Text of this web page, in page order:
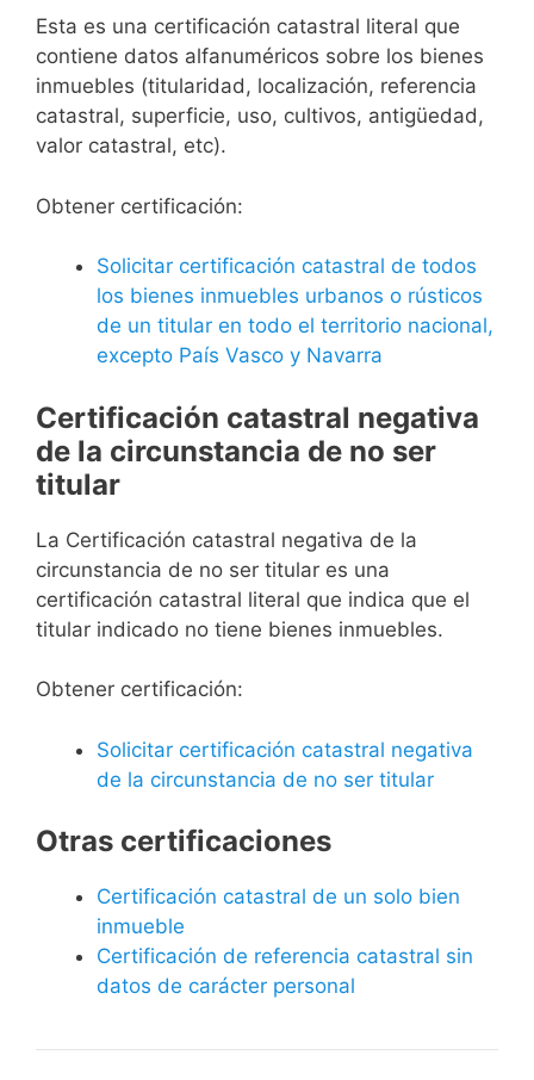
Esta es una certificación catastral literal que
contiene datos alfanuméricos sobre los bienes
inmuebles (titularidad, localización, referencia
catastral, superficie, uso, cultivos, antigüedad,
valor catastral, etc).
Obtener certificación:
Solicitar certificación catastral de todos
los bienes inmuebles urbanos o rústicos
de un titular en todo el territorio nacional,
excepto País Vasco y Navarra
Certificación catastral negativa
de la circunstancia de no ser
titular
La Certificación catastral negativa de la
circunstancia de no ser titular es una
certificación catastral literal que indica que el
titular indicado no tiene bienes inmuebles.
Obtener certificación:
Solicitar certificación catastral negativa
de la circunstancia de no ser titular
Otras certificaciones
Certificación catastral de un solo bien
inmueble
Certificación de referencia catastral sin
datos de carácter personal